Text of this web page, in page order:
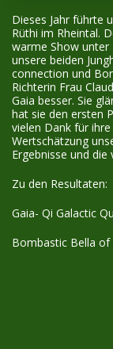
Dieses Jahr führte
Rüthi im Rheintal.
warme Show unter
unsere beiden
connection und
Richterin Frau
Gaia besser. Sie
hat sie den ersten
vielen Dank für
Wertschätzung
Ergebnisse und
Zu den Resultaten:
Gaia- Qi Galactic
Bombastic Bella of